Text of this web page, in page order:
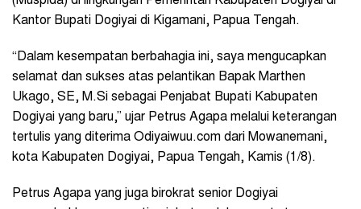
Kantor Bupati Dogiyai di Kigamani, Papua Tengah.
“Dalam kesempatan berbahagia ini, saya mengucapkan
selamat dan sukses atas pelantikan Bapak Marthen
Ukago, SE, M.Si sebagai Penjabat Bupati Kabupaten
Dogiyai yang baru,” ujar Petrus Agapa melalui keterangan
tertulis yang diterima Odiyaiwuu.com dari Mowanemani,
kota Kabupaten Dogiyai, Papua Tengah, Kamis (1/8).
Petrus Agapa yang juga birokrat senior Dogiyai